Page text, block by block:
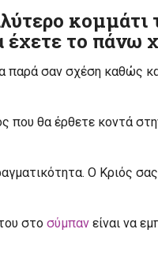
κομμάτι
το πάνω
παρά σαν σχέση καθώς
που θα έρθετε κοντά
Ο Κριός σας
στο σύμπαν είναι να